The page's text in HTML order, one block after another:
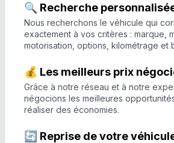
🔍 Recherche
Nous recherchons le véhicule qui
exactement à vos critères : marque,
motorisation, options, kilométrage et
💰 Les meilleurs prix
Grâce à notre réseau et à notre
négocions les meilleures
réaliser des économies.
🔄 Reprise de votre